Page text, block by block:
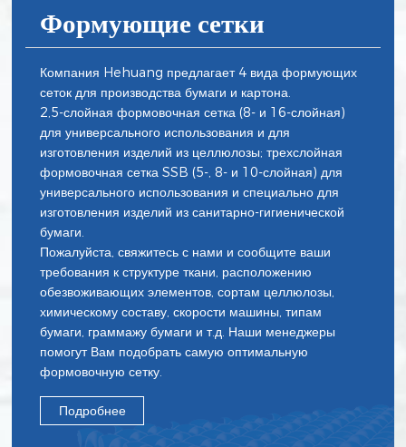
Формующие сетки
Компания Hehuang предлагает 4 вида формующих
сеток для производства бумаги и картона.
2,5-слойная формовочная сетка (8- и 16-слойная)
для универсального использования и для
изготовления изделий из целлюлозы; трехслойная
формовочная сетка SSB (5-, 8- и 10-слойная) для
универсального использования и специально для
изготовления изделий из санитарно-гигиенической
бумаги.
Пожалуйста, свяжитесь с нами и сообщите ваши
требования к структуре ткани, расположению
обезвоживающих элементов, сортам целлюлозы,
химическому составу, скорости машины, типам
бумаги, граммажу бумаги и т.д. Наши менеджеры
помогут Вам подобрать самую оптимальную
формовочную сетку.
Подробнее